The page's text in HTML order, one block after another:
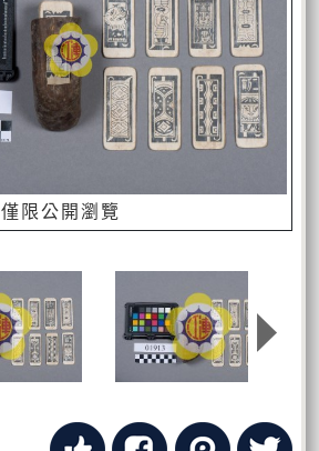
僅限公開瀏覽